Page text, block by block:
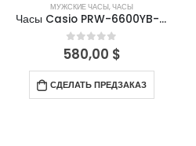
МУЖСКИЕ ЧАСЫ,ЧАСЫ
Часы Casio PRW-6600YB-3E
0out of 5
580,00 $
СДЕЛАТЬ ПРЕДЗАКАЗ